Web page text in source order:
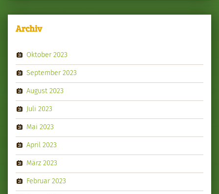
Archiv
Oktober 2023
September 2023
August 2023
Juli 2023
Mai 2023
April 2023
März 2023
Februar 2023